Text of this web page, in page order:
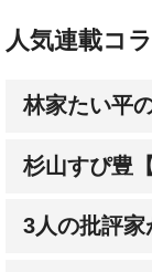
人気連載コ
林家たい平
杉山すぴ豊
3人の批評家